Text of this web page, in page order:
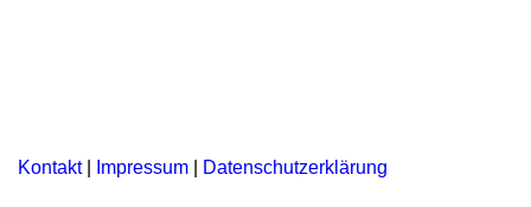
Kontakt| Impressum Datenschutzerklärung